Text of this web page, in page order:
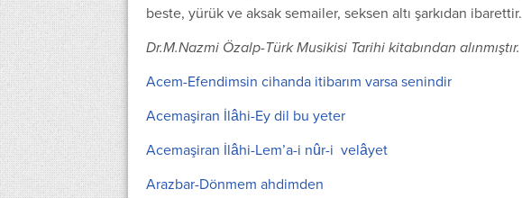
beste, yürük ve aksak semailer, seksen altı şarkıdan ibarettir.
Dr.M.Nazmi Özalp-Türk Musikisi Tarihi kitabından alınmıştır.
Acem-Efendimsin cihanda itibarım varsa senindir
Acemaşiran İlâhi-Ey dil bu yeter
Acemaşiran İlâhi-Lem’a-i nûr-i velâyet
Arazbar-Dönmem ahdimden